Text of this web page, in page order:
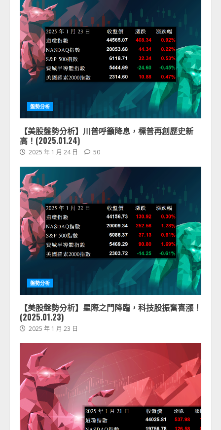
盤勢分析
【美股盤勢分析】川普呼籲降息，標普再創歷史新
高！(2025.01.24)
2025 年 1 月 24 日 50
盤勢分析
【美股盤勢分析】星際之門降臨，科技股振奮喜漲！
(2025.01.23)
2025 年 1 月 23 日